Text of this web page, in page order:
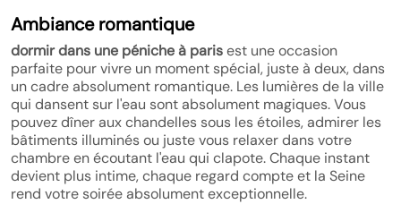
Ambiance romantique
dormir dans une péniche à parisest une occasion
parfaite pour vivre un moment spécial, juste à deux, dans
un cadre absolument romantique. Les lumières de la ville
qui dansent sur l'eau sont absolument magiques. Vous
pouvez dîner aux chandelles sous les étoiles, admirer les
bâtiments illuminés ou juste vous relaxer dans votre
chambre en écoutant l'eau qui clapote. Chaque instant
devient plus intime, chaque regard compte et la Seine
rend votre soirée absolument exceptionnelle.